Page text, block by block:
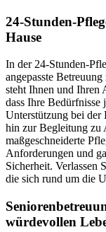
24-Stunden-
Hause
In der 24-Stunden-
angepasste
steht Ihnen und Ihren
dass Ihre
Unterstützung bei
hin zur Begleitung zu
maßgeschneiderte
Anforderungen und
Sicherheit. Verlassen
die sich rund um die
würdevollen